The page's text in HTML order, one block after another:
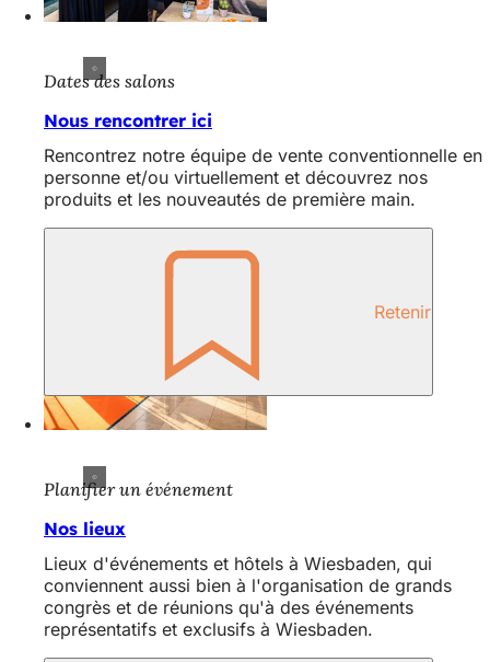
Dates des salons
Nous rencontrer ici
Rencontrez notre équipe de vente conventionnelle en
personne et/ou virtuellement et découvrez nos
produits et les nouveautés de première main.
Retenir
Planifier un événement
Nos lieux
Lieux d'événements et hôtels à Wiesbaden, qui
conviennent aussi bien à l'organisation de grands
congrès et de réunions qu'à des événements
représentatifs et exclusifs à Wiesbaden.